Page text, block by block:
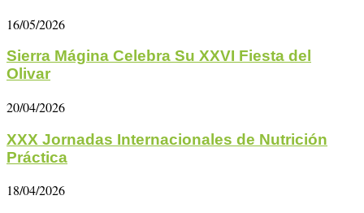
16/05/2026
Sierra Mágina Celebra Su XXVI Fiesta del
Olivar
20/04/2026
XXX Jornadas Internacionales de Nutrición
Práctica
18/04/2026